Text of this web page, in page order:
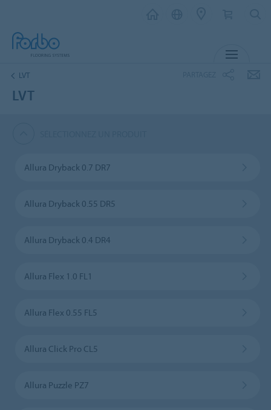
LVT
LVT
Allura Dryback 0.7 DR7
Allura Dryback 0.55 DR5
Allura Dryback 0.4 DR4
Allura Flex 1.0 FL1
Allura Flex 0.55 FL5
Allura Click Pro CL5
Allura Puzzle PZ7